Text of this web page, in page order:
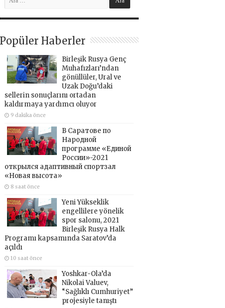
Popüler Haberler
Birleşik Rusya Genç
Muhafızları’ndan
gönüllüler, Ural ve
Uzak Doğu’daki
sellerin sonuçlarını ortadan
kaldırmaya yardımcı oluyor
9 dakika önce
В Саратове по
Народной
программе «Единой
России»-2021
открылся адаптивный спортзал
«Новая высота»
8 saat önce
Yeni Yükseklik
engellilere yönelik
spor salonu, 2021
Birleşik Rusya Halk
Programı kapsamında Saratov’da
açıldı
10 saat önce
Yoshkar-Ola’da
Nikolai Valuev,
“Sağlıklı Cumhuriyet”
projesiyle tanıştı